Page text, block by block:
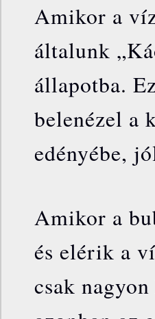
Amikor a
általunk
állapotba.
belenézel a
edényébe,
Amikor a
és elérik a
csak